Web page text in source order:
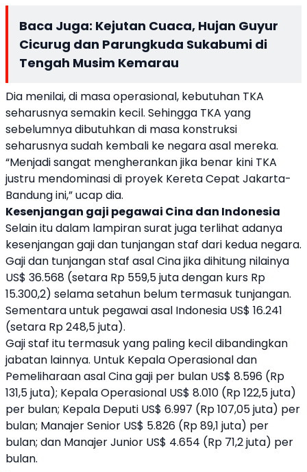
Baca Juga: Kejutan Cuaca, Hujan Guyur
Cicurug dan Parungkuda Sukabumi di
Tengah Musim Kemarau
Dia menilai, di masa operasional, kebutuhan TKA
seharusnya semakin kecil. Sehingga TKA yang
sebelumnya dibutuhkan di masa konstruksi
seharusnya sudah kembali ke negara asal mereka.
“Menjadi sangat mengherankan jika benar kini TKA
justru mendominasi di proyek Kereta Cepat Jakarta-
Bandung ini,” ucap dia.
Kesenjangan gaji pegawai Cina dan Indonesia
Selain itu dalam lampiran surat juga terlihat adanya
kesenjangan gaji dan tunjangan staf dari kedua negara.
Gaji dan tunjangan staf asal Cina jika dihitung nilainya
US$ 36.568 (setara Rp 559,5 juta dengan kurs Rp
15.300,2) selama setahun belum termasuk tunjangan.
Sementara untuk pegawai asal Indonesia US$ 16.241
(setara Rp 248,5 juta).
Gaji staf itu termasuk yang paling kecil dibandingkan
jabatan lainnya. Untuk Kepala Operasional dan
Pemeliharaan asal Cina gaji per bulan US$ 8.596 (Rp
131,5 juta); Kepala Operasional US$ 8.010 (Rp 122,5 juta)
per bulan; Kepala Deputi US$ 6.997 (Rp 107,05 juta) per
bulan; Manajer Senior US$ 5.826 (Rp 89,1 juta) per
bulan; dan Manajer Junior US$ 4.654 (Rp 71,2 juta) per
bulan.